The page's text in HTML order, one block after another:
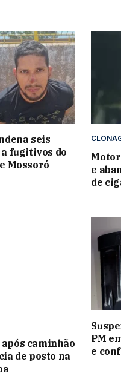
seis
fugitivos do
Mossoró
e
de
caminhão
de posto na
PM
e